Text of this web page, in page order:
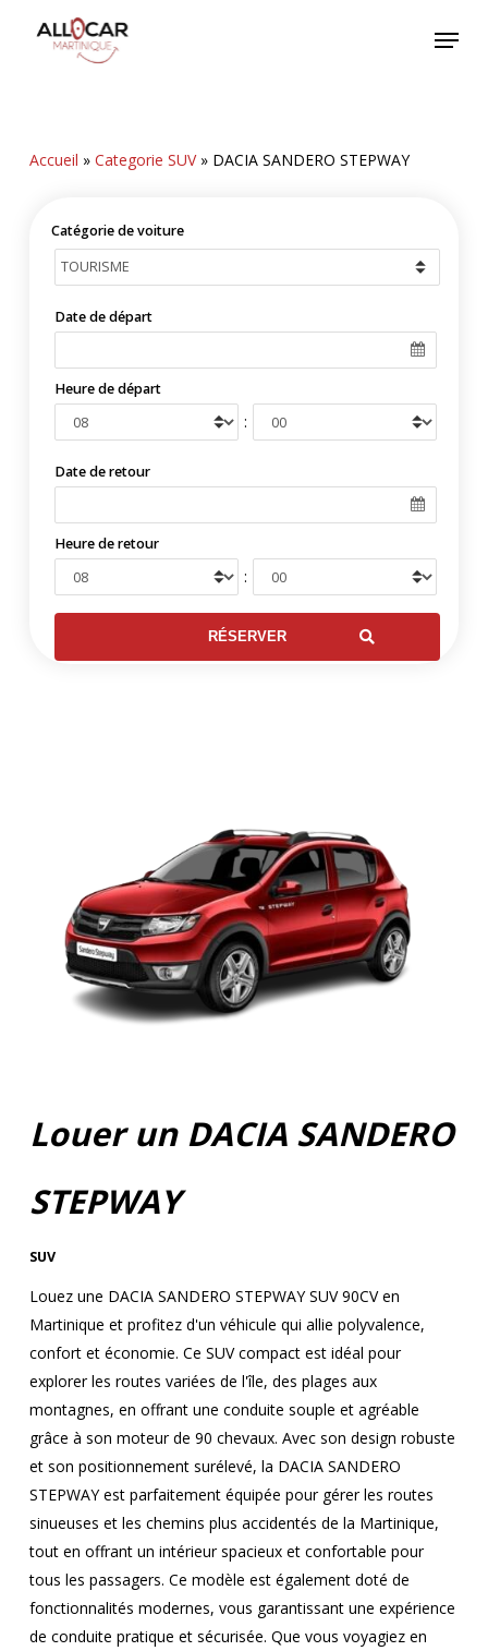
Menu
Accueil » Categorie SUV» DACIA SANDERO STEPWAY
Catégorie de voiture
Date de départ
Heure de départ
:
Date de retour
Heure de retour
:
Louer un DACIA SANDERO
STEPWAY
SUV
Louez une DACIA SANDERO STEPWAY SUV 90CV en
Martinique et profitez d'un véhicule qui allie polyvalence,
confort et économie. Ce SUV compact est idéal pour
explorer les routes variées de l'île, des plages aux
montagnes, en offrant une conduite souple et agréable
grâce à son moteur de 90 chevaux. Avec son design robuste
et son positionnement surélevé, la DACIA SANDERO
STEPWAY est parfaitement équipée pour gérer les routes
sinueuses et les chemins plus accidentés de la Martinique,
tout en offrant un intérieur spacieux et confortable pour
tous les passagers. Ce modèle est également doté de
fonctionnalités modernes, vous garantissant une expérience
de conduite pratique et sécurisée. Que vous voyagiez en